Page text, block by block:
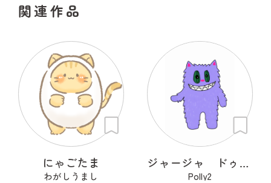
関連作品
にゃごたま
わがしうまし
ジャージャ ドゥ ジャジャンゴ
Polly2